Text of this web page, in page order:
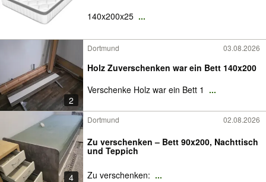
140x200x25 ...
2
Dortmund 03.08.2026
Holz Zuverschenken war ein Bett 140x200
Verschenke Holz war ein Bett 1 ...
4
Dortmund 02.08.2026
Zu verschenken – Bett 90x200, Nachttisch
und Teppich
Zu verschenken: ...